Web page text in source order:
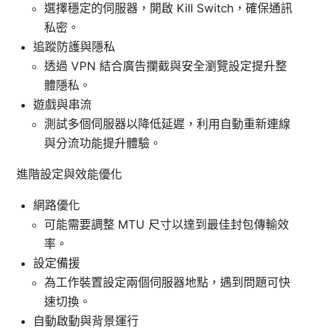
選擇穩定的伺服器，開啟 Kill Switch，確保通訊
私密。
追蹤防護與隱私
透過 VPN 結合廣告攔截與安全瀏覽設定提升整
體隱私。
遊戲與串流
測試多個伺服器以降低延遲，利用自動重新連線
與分流功能提升體驗。
進階設定與效能優化
網路優化
可能需要調整 MTU 尺寸以達到最佳封包傳輸效
率。
設定備援
為工作裝置設定兩個伺服器地點，遇到問題可快
速切換。
自動啟動與背景運行